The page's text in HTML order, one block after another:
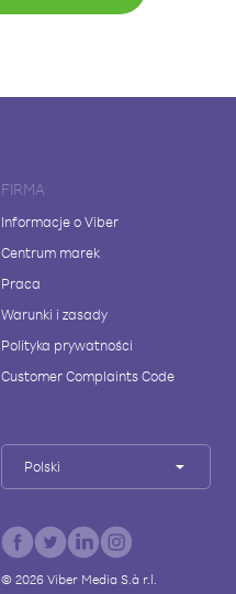
FIRMA
Informacje o Viber
Centrum marek
Praca
Warunki i zasady
Polityka prywatności
Customer Complaints Code
Polski
© 2026Viber Media S.à r.l.